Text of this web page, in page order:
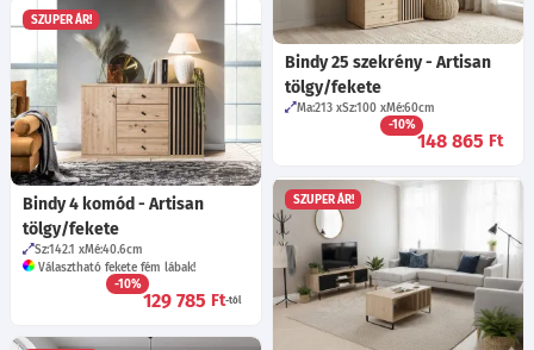
Bindy 25 szekrény - Artisan
tölgy/fekete
Ma:213 Sz:100 Mé:60cm
-10%
148 865 Ft
SZUPER ÁR!
Bindy 4 komód - Artisan
tölgy/fekete
Sz:142.1 Mé:40.6cm
Választható fekete fém lábak!
-10%
129 785 Ft-tól
SZUPER ÁR!